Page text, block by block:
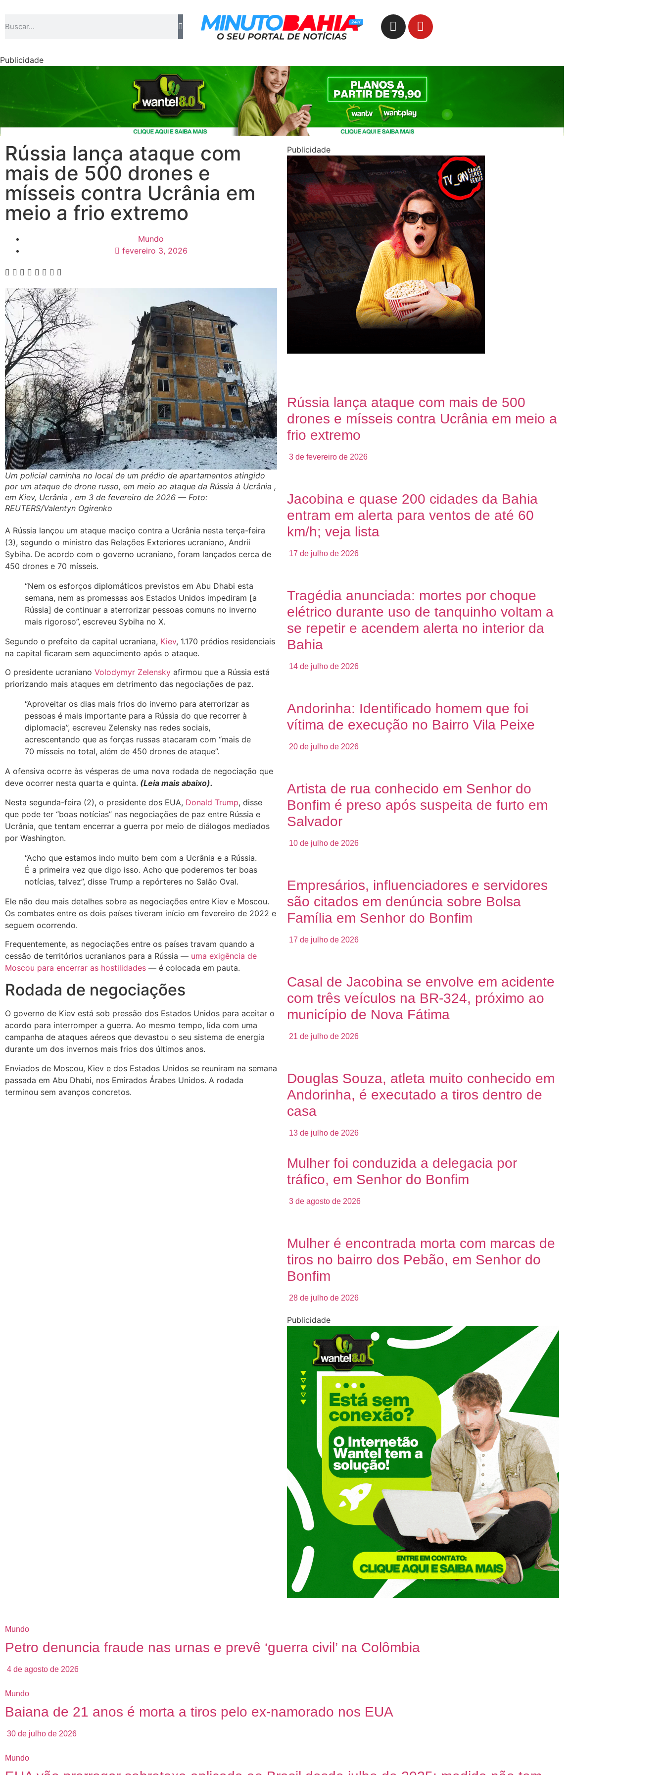
Publicidade
Rússia lança ataque com
mais de 500 drones e
mísseis contra Ucrânia em
meio a frio extremo
Mundo
fevereiro 3, 2026
Um policial caminha no local de um prédio de apartamentos atingido
por um ataque de drone russo, em meio ao ataque da Rússia à Ucrânia ,
em Kiev, Ucrânia , em 3 de fevereiro de 2026 — Foto:
REUTERS/Valentyn Ogirenko
A Rússia lançou um ataque maciço contra a Ucrânia nesta terça-feira
(3), segundo o ministro das Relações Exteriores ucraniano, Andrii
Sybiha. De acordo com o governo ucraniano, foram lançados cerca de
450 drones e 70 mísseis.
“Nem os esforços diplomáticos previstos em Abu Dhabi esta
semana, nem as promessas aos Estados Unidos impediram [a
Rússia] de continuar a aterrorizar pessoas comuns no inverno
mais rigoroso”, escreveu Sybiha no X.
Segundo o prefeito da capital ucraniana, Kiev, 1.170 prédios residenciais
na capital ficaram sem aquecimento após o ataque.
O presidente ucraniano Volodymyr Zelensky afirmou que a Rússia está
priorizando mais ataques em detrimento das negociações de paz.
“Aproveitar os dias mais frios do inverno para aterrorizar as
pessoas é mais importante para a Rússia do que recorrer à
diplomacia”, escreveu Zelensky nas redes sociais,
acrescentando que as forças russas atacaram com “mais de
70 mísseis no total, além de 450 drones de ataque”.
A ofensiva ocorre às vésperas de uma nova rodada de negociação que
deve ocorrer nesta quarta e quinta. (Leia mais abaixo).
Nesta segunda-feira (2), o presidente dos EUA, Donald Trump, disse
que pode ter “boas notícias” nas negociações de paz entre Rússia e
Ucrânia, que tentam encerrar a guerra por meio de diálogos mediados
por Washington.
“Acho que estamos indo muito bem com a Ucrânia e a Rússia.
É a primeira vez que digo isso. Acho que poderemos ter boas
notícias, talvez”, disse Trump a repórteres no Salão Oval.
Ele não deu mais detalhes sobre as negociações entre Kiev e Moscou.
Os combates entre os dois países tiveram início em fevereiro de 2022 e
seguem ocorrendo.
Frequentemente, as negociações entre os países travam quando a
cessão de territórios ucranianos para a Rússia — uma exigência de
Moscou para encerrar as hostilidades — é colocada em pauta.
Rodada de negociações
O governo de Kiev está sob pressão dos Estados Unidos para aceitar o
acordo para interromper a guerra. Ao mesmo tempo, lida com uma
campanha de ataques aéreos que devastou o seu sistema de energia
durante um dos invernos mais frios dos últimos anos.
Enviados de Moscou, Kiev e dos Estados Unidos se reuniram na semana
passada em Abu Dhabi, nos Emirados Árabes Unidos. A rodada
terminou sem avanços concretos.
Publicidade
Rússia lança ataque com mais de 500
drones e mísseis contra Ucrânia em meio a
frio extremo
3 de fevereiro de 2026
Jacobina e quase 200 cidades da Bahia
entram em alerta para ventos de até 60
km/h; veja lista
17 de julho de 2026
Tragédia anunciada: mortes por choque
elétrico durante uso de tanquinho voltam a
se repetir e acendem alerta no interior da
Bahia
14 de julho de 2026
Andorinha: Identificado homem que foi
vítima de execução no Bairro Vila Peixe
20 de julho de 2026
Artista de rua conhecido em Senhor do
Bonfim é preso após suspeita de furto em
Salvador
10 de julho de 2026
Empresários, influenciadores e servidores
são citados em denúncia sobre Bolsa
Família em Senhor do Bonfim
17 de julho de 2026
Casal de Jacobina se envolve em acidente
com três veículos na BR-324, próximo ao
município de Nova Fátima
21 de julho de 2026
Douglas Souza, atleta muito conhecido em
Andorinha, é executado a tiros dentro de
casa
13 de julho de 2026
Mulher foi conduzida a delegacia por
tráfico, em Senhor do Bonfim
3 de agosto de 2026
Mulher é encontrada morta com marcas de
tiros no bairro dos Pebão, em Senhor do
Bonfim
28 de julho de 2026
Publicidade
Mundo
Petro denuncia fraude nas urnas e prevê ‘guerra civil’ na Colômbia
4 de agosto de 2026
Mundo
Baiana de 21 anos é morta a tiros pelo ex-namorado nos EUA
30 de julho de 2026
Mundo